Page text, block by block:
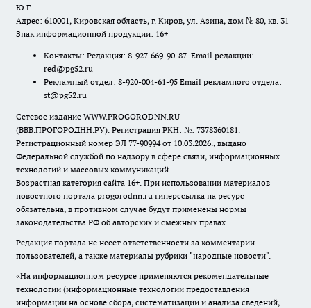
Ю.Г.
Адрес: 610001, Кировская область, г. Киров, ул. Азина, дом № 80, кв. 31
Знак информационной продукции: 16+
Контакты: Редакция: 8-927-669-90-87 Email редакции:
red@pg52.ru
Рекламный отдел: 8-920-004-61-95 Email рекламного отдела:
st@pg52.ru
Сетевое издание WWW.PROGORODNN.RU
(ВВВ.ПРОГОРОДНН.РУ). Регистрация РКН: №: 7378360181.
Регистрационный номер ЭЛ 77-90994 от 10.03.2026., выдано
Федеральной службой по надзору в сфере связи, информационных
технологий и массовых коммуникаций.
Возрастная категория сайта 16+. При использовании материалов
новостного портала progorodnn.ru гиперссылка на ресурс
обязательна, в противном случае будут применены нормы
законодательства РФ об авторских и смежных правах.
Редакция портала не несет ответственности за комментарии
пользователей, а также материалы рубрики "народные новости".
«На информационном ресурсе применяются рекомендательные
технологии (информационные технологии предоставления
информации на основе сбора, систематизации и анализа сведений,